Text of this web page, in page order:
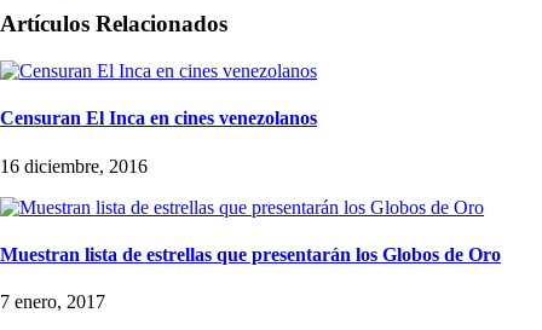
Artículos Relacionados
Censuran El Inca en cines venezolanos
16 diciembre, 2016
Muestran lista de estrellas que presentarán los Globos de Oro
7 enero, 2017